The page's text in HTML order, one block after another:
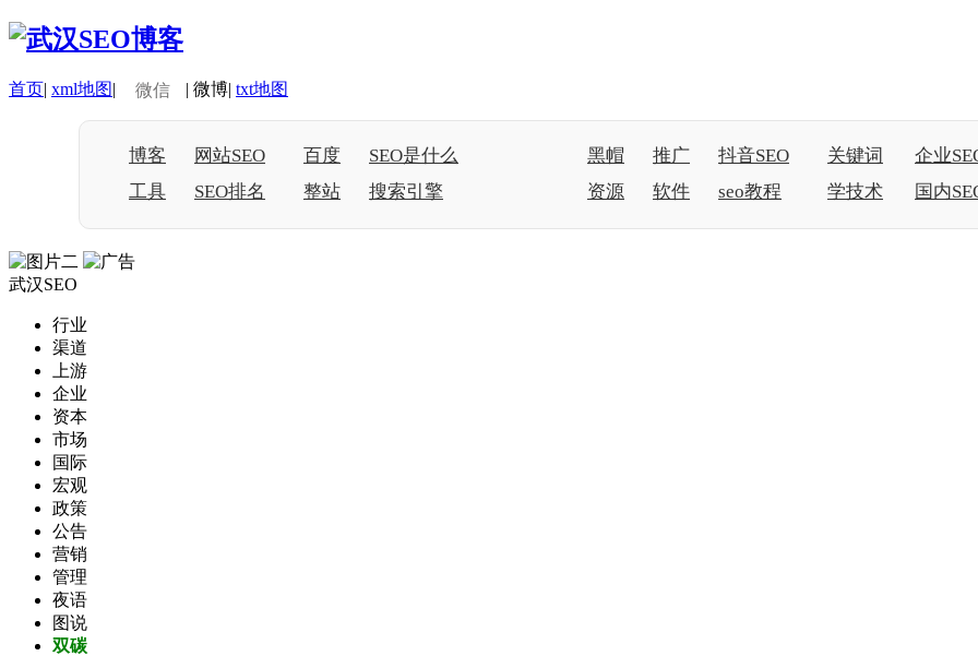
首页| xml地图| 微信 | 微博| txt地图
博客 网站SEO 百度
SEO是什么
工具
SEO排名 整站 搜索引擎
黑帽 推广 抖音SEO 关键词
企业
资源
软件 seo教程 学技术 国内
武汉SEO
行业
渠道
上游
企业
资本
市场
国际
宏观
政策
公告
营销
管理
夜语
图说
双碳